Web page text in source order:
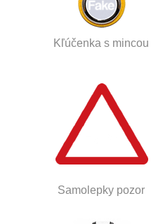
Kľúčenka s mincou
Samolepky pozor